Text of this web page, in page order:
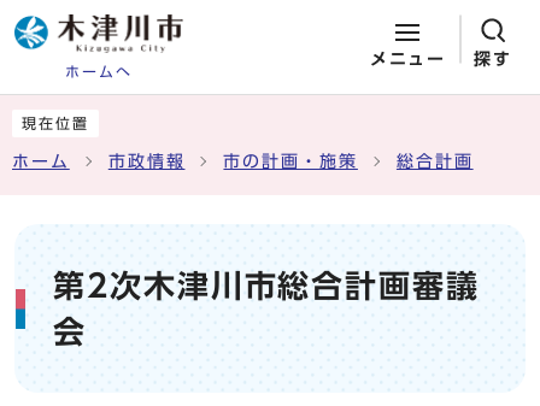
ホームへ
メニュー 探す
現在位置
ホーム 市政情報 市の計画・施策 総合計画
第2次木津川市総合計画審議
会